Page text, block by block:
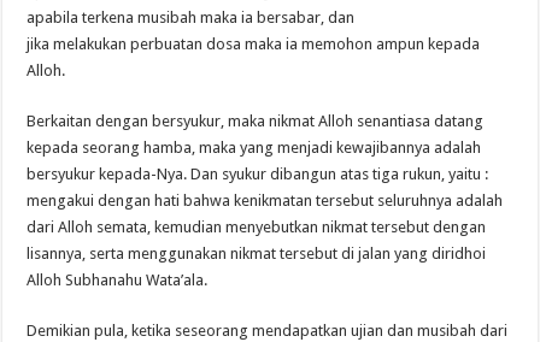
apabila terkena musibah maka ia bersabar, dan
jika melakukan perbuatan dosa maka ia memohon ampun kepada
Alloh.
Berkaitan dengan bersyukur, maka nikmat Alloh senantiasa datang
kepada seorang hamba, maka yang menjadi kewajibannya adalah
bersyukur kepada-Nya. Dan syukur dibangun atas tiga rukun, yaitu :
mengakui dengan hati bahwa kenikmatan tersebut seluruhnya adalah
dari Alloh semata, kemudian menyebutkan nikmat tersebut dengan
lisannya, serta menggunakan nikmat tersebut di jalan yang diridhoi
Alloh Subhanahu Wata’ala.
Demikian pula, ketika seseorang mendapatkan ujian dan musibah dari